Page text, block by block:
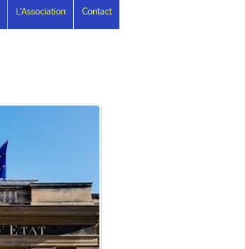
L'Association Contact